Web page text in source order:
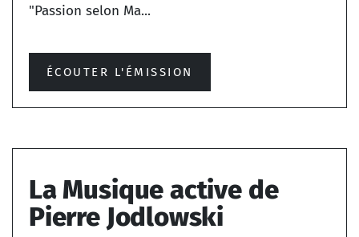
"Passion selon Ma...
ÉCOUTER L'ÉMISSION
La Musique active de
Pierre Jodlowski